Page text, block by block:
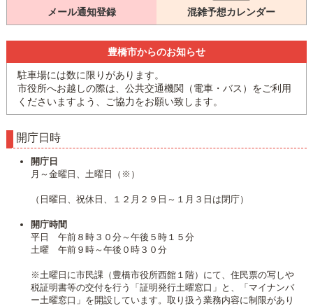
メール通知登録 混雑予想カレンダー
豊橋市からのお知らせ
駐車場には数に限りがあります。
市役所へお越しの際は、公共交通機関（電車・バス）をご利用
くださいますよう、ご協力をお願い致します。
開庁日時
開庁日
月～金曜日、土曜日（※）
（日曜日、祝休日、１２月２９日～１月３日は閉庁）
開庁時間
平日 午前８時３０分～午後５時１５分
土曜 午前９時～午後０時３０分
※土曜日に市民課（豊橋市役所西館１階）にて、住民票の写しや
税証明書等の交付を行う「証明発行土曜窓口」と、「マイナンバ
ー土曜窓口」を開設しています。取り扱う業務内容に制限があり